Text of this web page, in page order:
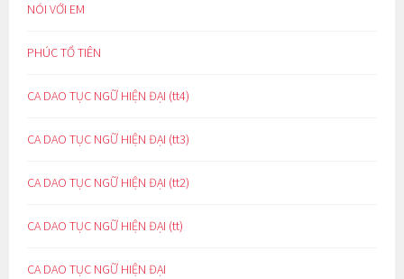
NÓI VỚI EM
PHÚC TỔ TIÊN
CA DAO TỤC NGỮ HIỆN ĐẠI (tt4)
CA DAO TỤC NGỮ HIỆN ĐẠI (tt3)
CA DAO TỤC NGỮ HIỆN ĐẠI (tt2)
CA DAO TỤC NGỮ HIỆN ĐẠI (tt)
CA DAO TỤC NGỮ HIỆN ĐẠI